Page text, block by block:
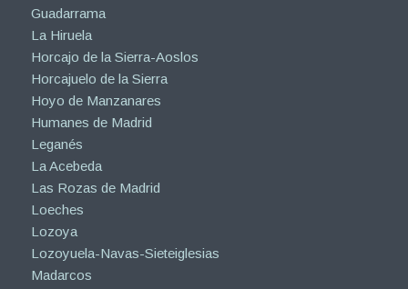
Guadarrama
La Hiruela
Horcajo de la Sierra-Aoslos
Horcajuelo de la Sierra
Hoyo de Manzanares
Humanes de Madrid
Leganés
La Acebeda
Las Rozas de Madrid
Loeches
Lozoya
Lozoyuela-Navas-Sieteiglesias
Madarcos